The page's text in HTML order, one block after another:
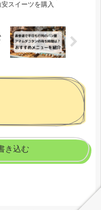
スイーツを購入
き込む